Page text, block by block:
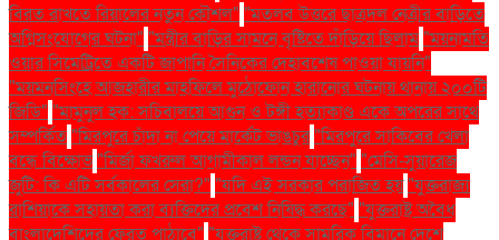
বিরত রাখতে রিয়ালের নতুন কৌশল" "মতলব উত্তরে ছাত্রদল নেত্রীর বাড়িতে
অগ্নিসংযোগের ঘটনা" "মন্ত্রীর বাড়ির সামনে বৃষ্টিতে দাঁড়িয়ে ছিলাম"ময়নামতি
ওয়ার সিমেট্রিতে একটি জাপানি সৈনিকের দেহাবশেষ পাওয়া যায়নি"
"ময়মনসিংহে আজহারীর মাহফিলে মুঠোফোন হারানোর ঘটনায় থানায় ২০০টি
জিডি" "মামুনুল হক: সচিবালয়ে আগুন ও টঙ্গী হত্যাকাণ্ড একে অপরের সাথে
সম্পর্কিত"মিরপুরে চাঁদা না পেয়ে মার্কেট ভাঙচুর"মিরপুরে সাকিবের খেলা
বন্ধে বিক্ষোভ"মির্জা ফখরুল আগামীকাল লন্ডন যাচ্ছেন" "মেসি-সুয়ারেজ
জুটি: কি এটি সর্বকালের সেরা?" "যদি এই সরকার পরাজিত হয়"যুক্তরাজ্য
রাশিয়াকে সহায়তা করা ব্যক্তিদের প্রবেশ নিষিদ্ধ করছে" "যুক্তরাষ্ট্র অবৈধ
বাংলাদেশিদের ফেরত পাঠাবে" "যুক্তরাষ্ট্র থেকে সামরিক বিমানে দেশে